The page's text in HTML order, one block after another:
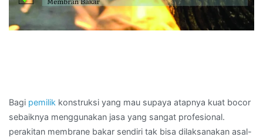
Bagi pemilik konstruksi yang mau supaya atapnya kuat bocor
sebaiknya menggunakan jasa yang sangat profesional.
perakitan membrane bakar sendiri tak bisa dilaksanakan asal-